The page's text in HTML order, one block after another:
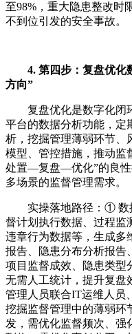
至98%，重大隐患整改时
不到位引发的安全事故。
4. 第四步：复盘优化
方向”
复盘优化是数字化闭
平台的数据分析功能，定
析，挖掘管理薄弱环节、
模型、管控措施，推动
处置—复盘—优化”的良性
多场景的监督管理需求。
实操落地路径：① 数
督计划执行数据、过程监
违章行为数据等，生成多
报告、隐患分布分析报告
项目监督成效、隐患类型
无需人工统计，提升复
管理人员联合IT运维人员
挖掘监督管理中的薄弱环
发，需优化监督频次、强